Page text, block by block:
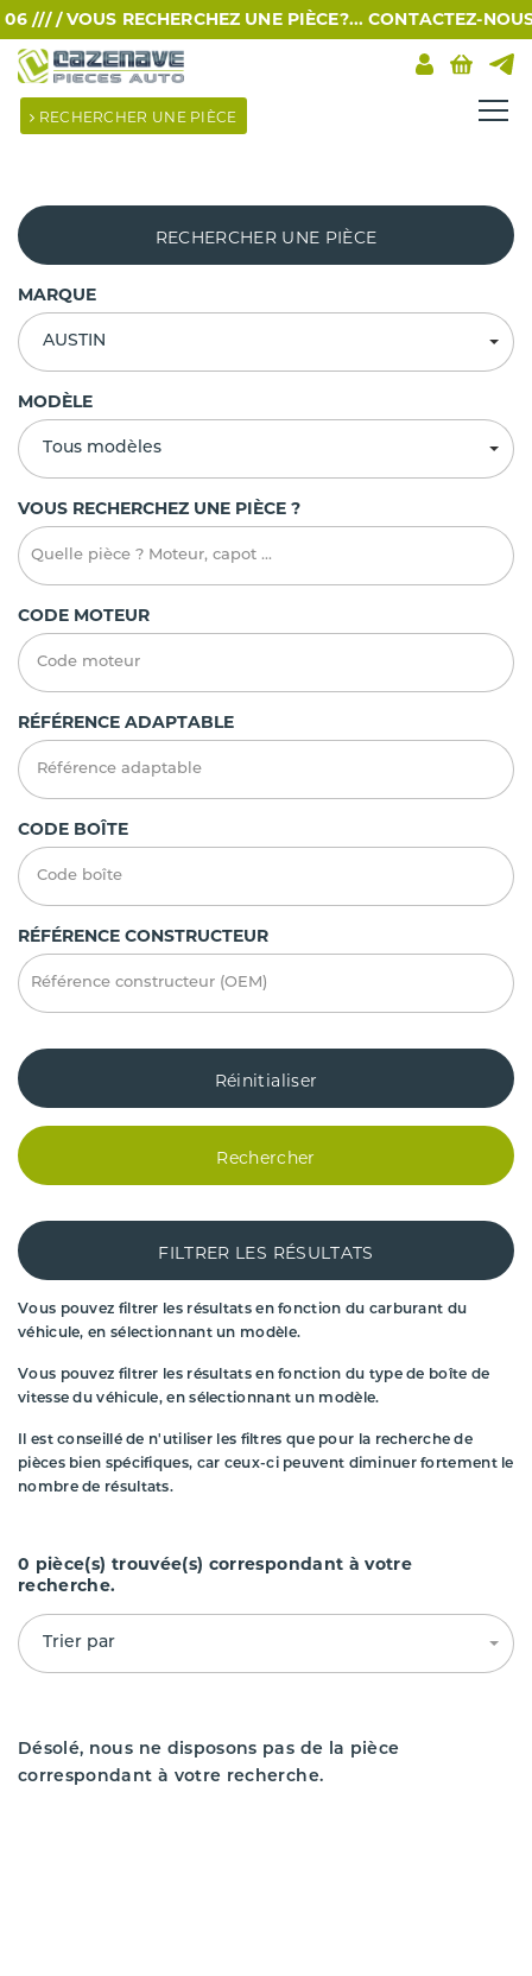
/// / VOUS RECHERCHEZ UNE PIÈCE?... CONTACTEZ-
RECHERCHER UNE PIÈCE
RECHERCHER UNE PIÈCE
MARQUE
AUSTIN
MODÈLE
Tous modèles
VOUS RECHERCHEZ UNE PIÈCE ?
CODE MOTEUR
RÉFÉRENCE ADAPTABLE
CODE BOÎTE
RÉFÉRENCE CONSTRUCTEUR
Réinitialiser
Rechercher
FILTRER LES RÉSULTATS
Vous pouvez filtrer les résultats en fonction du carburant du
véhicule, en sélectionnant un modèle.
Vous pouvez filtrer les résultats en fonction du type de boîte de
vitesse du véhicule, en sélectionnant un modèle.
Il est conseillé de n'utiliser les filtres que pour la recherche de
pièces bien spécifiques, car ceux-ci peuvent diminuer fortement le
nombre de résultats.
0 pièce(s) trouvée(s) correspondant à votre
recherche.
Trier par
Désolé, nous ne disposons pas de la pièce
correspondant à votre recherche.